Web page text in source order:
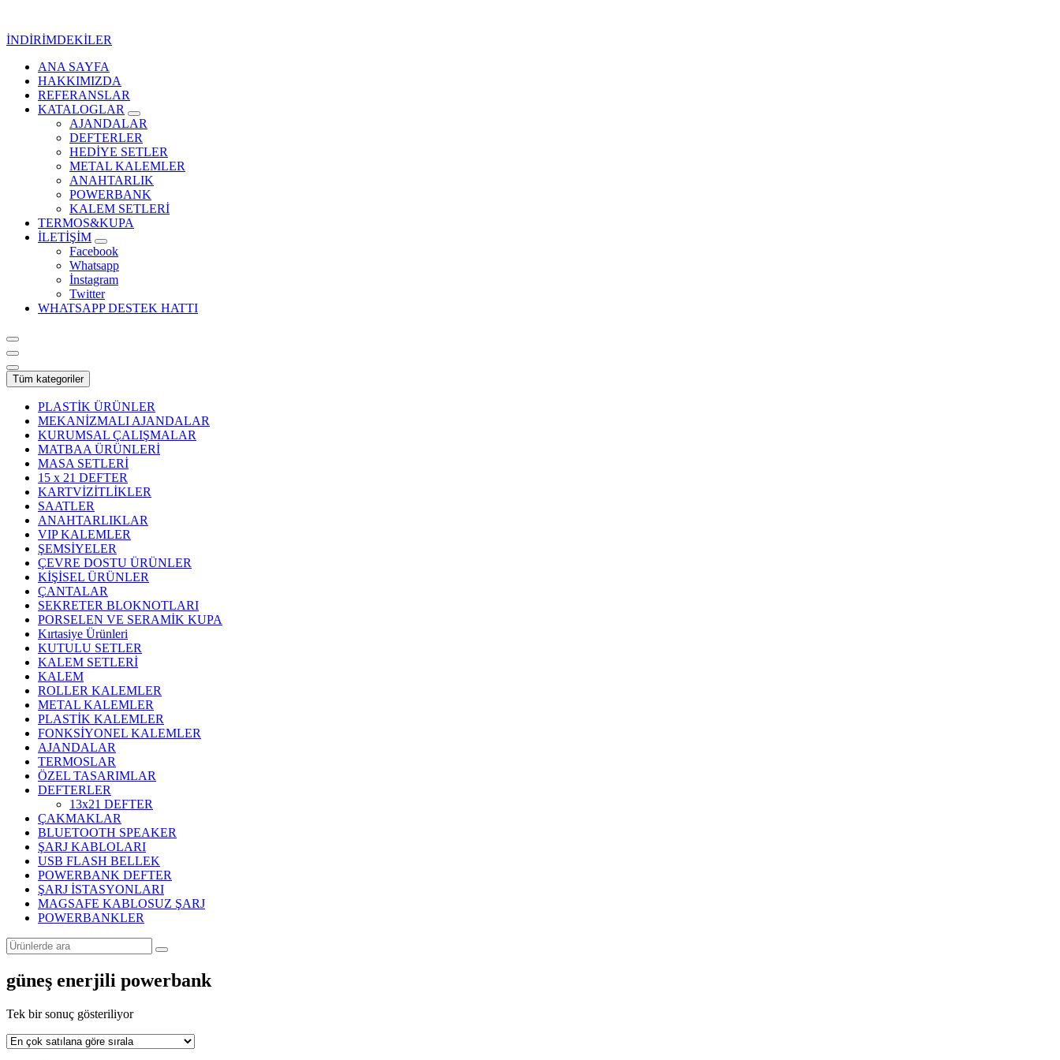
İNDİRİMDEKİLER
Kurumsal Promosyon-Hediyelik
ANA SAYFA
HAKKIMIZDA
REFERANSLAR
KATALOGLAR
AJANDALAR
DEFTERLER
HEDİYE SETLER
METAL KALEMLER
ANAHTARLIK
POWERBANK
KALEM SETLERİ
TERMOS&KUPA
İLETİŞİM
Facebook
Whatsapp
İnstagram
Twitter
WHATSAPP DESTEK HATTI
Tüm kategoriler
PLASTİK ÜRÜNLER
MEKANİZMALI AJANDALAR
KURUMSAL ÇALIŞMALAR
MATBAA ÜRÜNLERİ
MASA SETLERİ
15 x 21 DEFTER
KARTVİZİTLİKLER
SAATLER
ANAHTARLIKLAR
VIP KALEMLER
ŞEMSİYELER
ÇEVRE DOSTU ÜRÜNLER
KİŞİSEL ÜRÜNLER
ÇANTALAR
SEKRETER BLOKNOTLARI
PORSELEN VE SERAMİK KUPA
Kırtasiye Ürünleri
KUTULU SETLER
KALEM SETLERİ
KALEM
ROLLER KALEMLER
METAL KALEMLER
PLASTİK KALEMLER
FONKSİYONEL KALEMLER
AJANDALAR
TERMOSLAR
ÖZEL TASARIMLAR
DEFTERLER
13x21 DEFTER
ÇAKMAKLAR
BLUETOOTH SPEAKER
ŞARJ KABLOLARI
USB FLASH BELLEK
POWERBANK DEFTER
ŞARJ İSTASYONLARI
MAGSAFE KABLOSUZ ŞARJ
POWERBANKLER
güneş enerjili powerbank
Tek bir sonuç gösteriliyor